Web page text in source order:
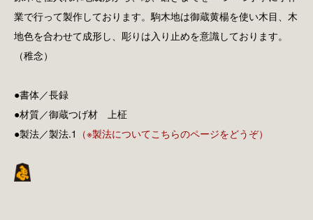
業で行って製作しております。駒木地は御蔵黄楊を使い木目、木
地色を合わせて成形し、彫りは入り止めを意識しております。
（稚念）
●書体／長録
●材質／御蔵つげ材 上柾
●製法／製法.1 （※製法についてこちらのページをどうぞ）